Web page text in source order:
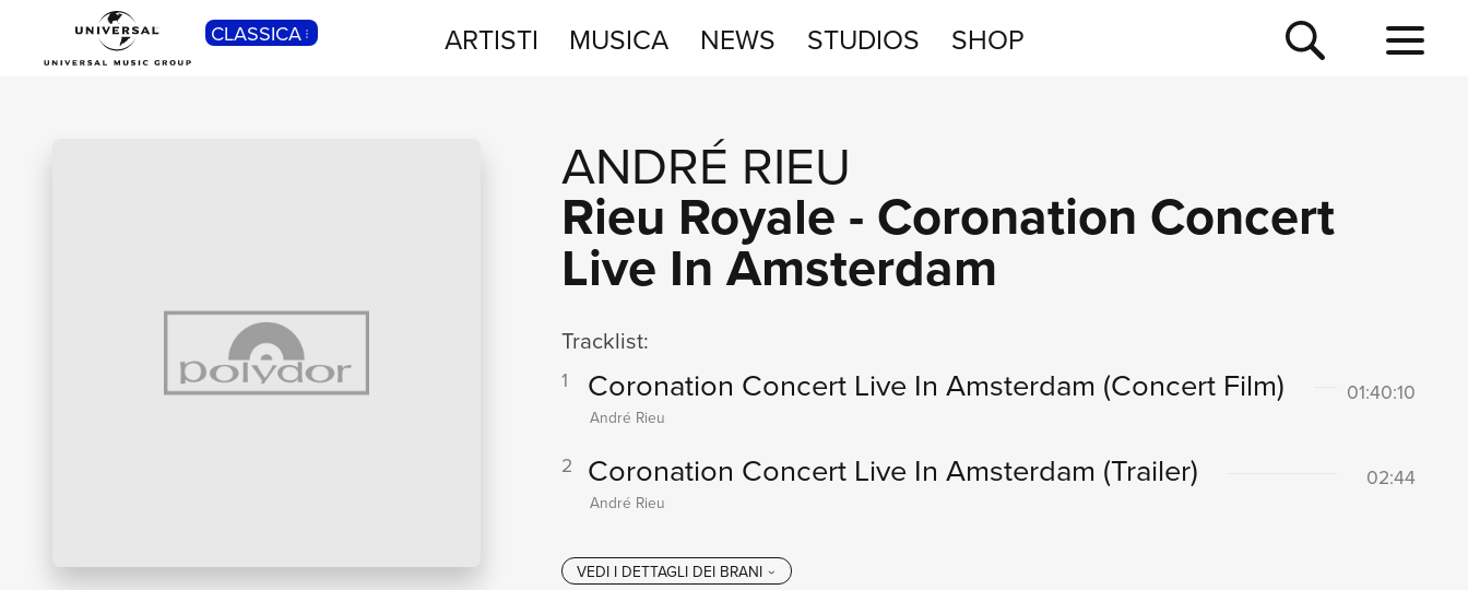
CLASSICA ARTISTI MUSICA NEWS STUDIOS SHOP
ANDRÉ RIEU
Rieu Royale - Coronation Concert
Live In Amsterdam
Tracklist:
1 Coronation Concert Live In Amsterdam (Concert Film) 01:40:10
André Rieu
2 Coronation Concert Live In Amsterdam (Trailer) 02:44
André Rieu
POP
SHOP